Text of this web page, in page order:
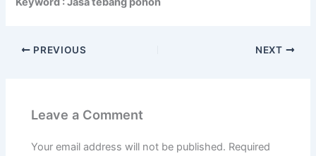
PREVIOUS NEXT
Leave a Comment
Your email address will not be published. Required